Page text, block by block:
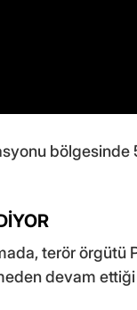
bölgesinde
terör örgütü
devam